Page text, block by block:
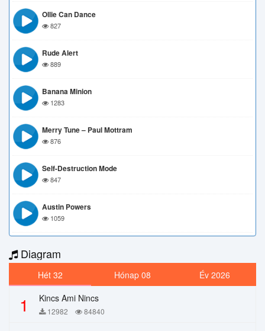
Ollie Can Dance
827
Rude Alert
889
Banana Minion
1283
Merry Tune – Paul Mottram
876
Self-Destruction Mode
847
Austin Powers
1059
Diagram
Hét 32 Hónap 08 Év 2026
1 Kincs Ami Nincs
12982 84840